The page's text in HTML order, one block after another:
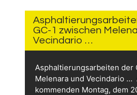
2026
GC-1 zwischen
Vecindario …
Asphaltierungsarbeiten der
Melenara und Vecindario …
kommenden Montag, dem